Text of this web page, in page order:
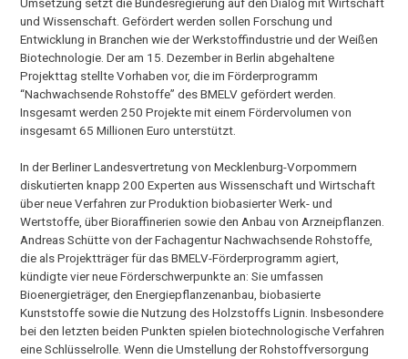
und Wissenschaft. Gefördert werden sollen Forschung und
Entwicklung in Branchen wie der Werkstoffindustrie und der Weißen
Biotechnologie. Der am 15. Dezember in Berlin abgehaltene
Projekttag stellte Vorhaben vor, die im Förderprogramm
“Nachwachsende Rohstoffe” des BMELV gefördert werden.
Insgesamt werden 250 Projekte mit einem Fördervolumen von
insgesamt 65 Millionen Euro unterstützt.
In der Berliner Landesvertretung von Mecklenburg-Vorpommern
diskutierten knapp 200 Experten aus Wissenschaft und Wirtschaft
über neue Verfahren zur Produktion biobasierter Werk- und
Wertstoffe, über Bioraffinerien sowie den Anbau von Arzneipflanzen.
Andreas Schütte von der Fachagentur Nachwachsende Rohstoffe,
die als Projektträger für das BMELV-Förderprogramm agiert,
kündigte vier neue Förderschwerpunkte an: Sie umfassen
Bioenergieträger, den Energiepflanzenanbau, biobasierte
Kunststoffe sowie die Nutzung des Holzstoffs Lignin. Insbesondere
bei den letzten beiden Punkten spielen biotechnologische Verfahren
eine Schlüsselrolle. Wenn die Umstellung der Rohstoffversorgung